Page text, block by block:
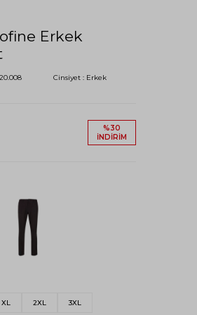
Erkek
Cinsiyet : Erkek
%30
İNDIRIM
XL 2XL 3XL